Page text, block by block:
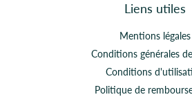
Liens utiles
Mentions légales
Conditions générales
Conditions
Politique de